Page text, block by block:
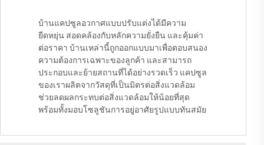
บ้านแคปซูลอวกาศแบบปรับแต่งได้มีความ
ยืดหยุ่น สอดคล้องกับหลักความยั่งยืน และคุ้มค่า
ต่อราคา บ้านเหล่านี้ถูกออกแบบมาเพื่อตอบสนอง
ความต้องการเฉพาะของลูกค้า และสามารถ
ประกอบและย้ายสถานที่ได้อย่างรวดเร็ว แคปซูล
ของเราผลิตจากวัสดุที่เป็นมิตรต่อสิ่งแวดล้อม
ช่วยลดผลกระทบต่อสิ่งแวดล้อมให้น้อยที่สุด
พร้อมทั้งมอบโซลูชันการอยู่อาศัยรูปแบบทันสมัย